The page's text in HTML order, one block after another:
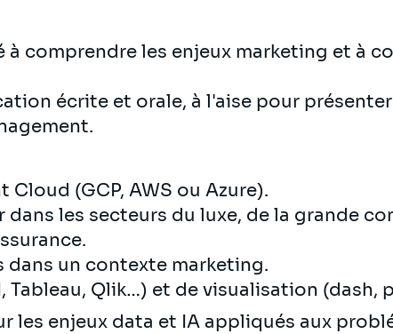
comprendre les enjeux marketing et à
écrite et orale, à l'aise pour
(GCP, AWS ou Azure).
les secteurs du luxe, de la grande
dans un contexte marketing.
Tableau, Qlik…) et de visualisation (dash,
les enjeux data et IA appliqués aux